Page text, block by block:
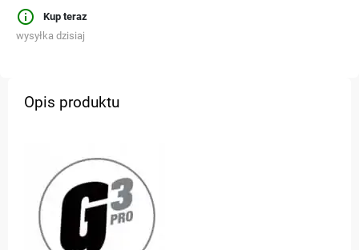
info_outline
Kup teraz
wysyłka dzisiaj
Opis produktu